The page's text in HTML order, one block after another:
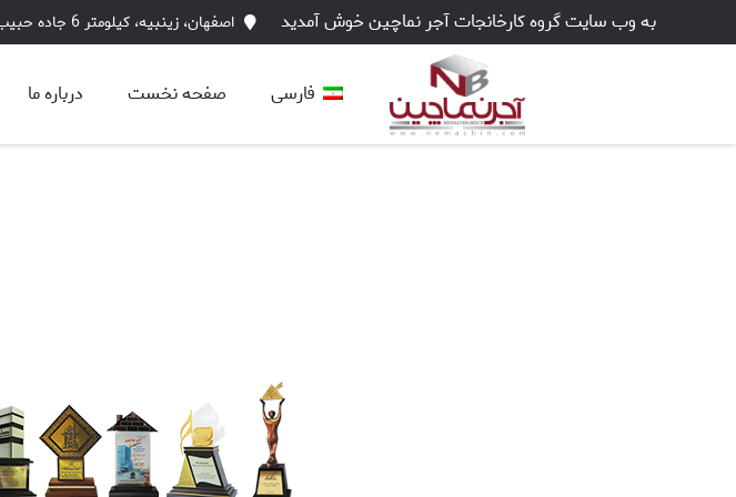
به وب سایت گروه کارخانجات آجر نماچین خوش آمدید اصفهان، زینبیه، کیلومتر 6 جاده حبیب آباد
فارسی صفحه نخست درباره ما